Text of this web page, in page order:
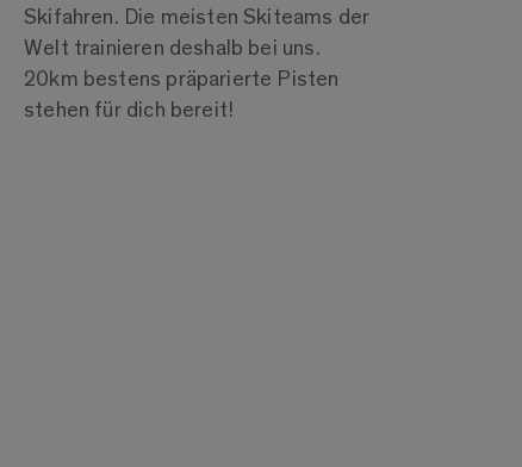
Skifahren. Die meisten Skiteams der
Welt trainieren deshalb bei uns.
20km bestens präparierte Pisten
stehen für dich bereit!